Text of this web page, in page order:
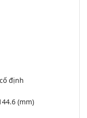
định
(mm)